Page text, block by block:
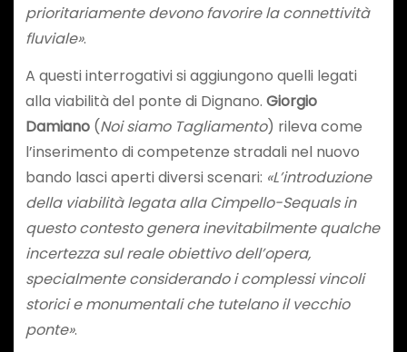
prioritariamente devono favorire la connettività
fluviale».
A questi interrogativi si aggiungono quelli legati
alla viabilità del ponte di Dignano. Giorgio
Damiano(Noi siamo Tagliamento) rileva come
l’inserimento di competenze stradali nel nuovo
bando lasci apertidiversi scenari: «L’introduzione
della viabilità legata alla Cimpello-Sequals in
questo contesto genera inevitabilmente qualche
incertezza sul reale obiettivo dell’opera,
specialmente considerando i complessi vincoli
storici e monumentali che tutelano il vecchio
ponte».